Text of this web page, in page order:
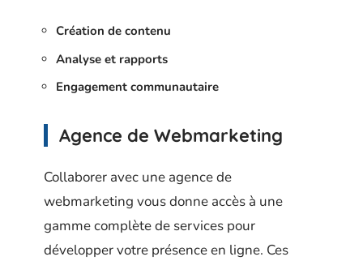
Création de contenu
Analyse et rapports
Engagement communautaire
Agence de Webmarketing
Collaborer avec une agence de
webmarketing vous donne accès à une
gamme complète de services pour
développer votre présence en ligne. Ces